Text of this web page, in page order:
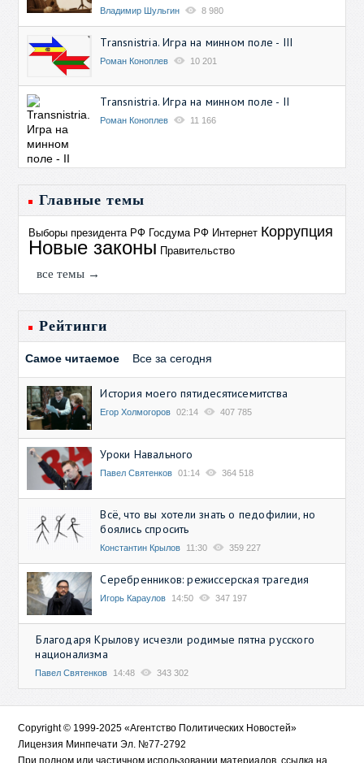
Владимир Шульгин 8 980
Transnistria. Игра на минном поле - III
Роман Коноплев 10 201
Transnistria. Игра на минном поле - II
Роман Коноплев 11 166
Главные темы
Выборы президента РФ Госдума РФ Интернет Коррупция
Новые законы Правительство
все темы →
Рейтинги
Самое читаемое Все за сегодня
История моего пятидесятисемитства
Егор Холмогоров 02:14 407 785
Уроки Навального
Павел Святенков 01:14 364 518
Всё, что вы хотели знать о педофилии, но
боялись спросить
Константин Крылов 11:30 359 227
Серебренников: режиссерская трагедия
Игорь Караулов 14:50 347 197
Благодаря Крылову исчезли родимые пятна русского
национализма
Павел Святенков 14:48 343 302
Copyright © 1999-2025 «Агентство Политических Новостей»
Лицензия Минпечати Эл. №77-2792